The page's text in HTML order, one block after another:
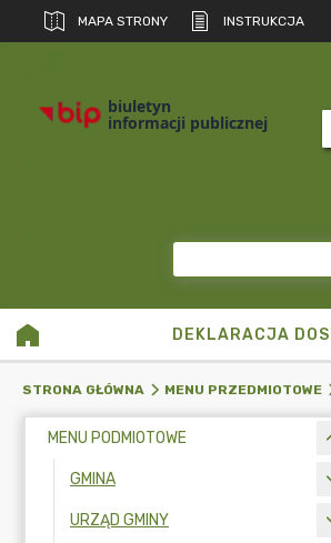
MAPA STRONY INSTRUKCJA
biuletyn
informacji publicznej
DEKLARACJA
STRONA GŁÓWNA MENU PRZEDMIOTOWE
MENU PODMIOTOWE
GMINA
URZĄD GMINY